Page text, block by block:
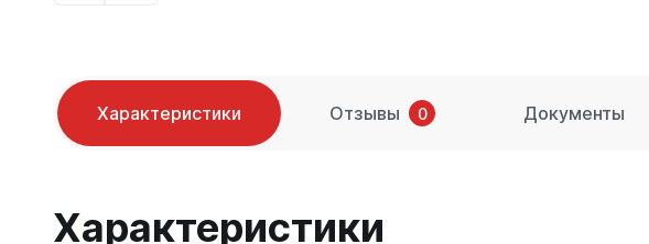
Характеристики Отзывы 0 Документы
Характеристики